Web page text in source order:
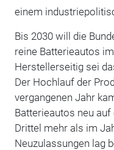
einem
Bis 2030 will die
reine Batterieautos
Herstellerseitig sei
Der Hochlauf der
vergangenen Jahr
Batterieautos neu
Drittel mehr als im
Neuzulassungen lag